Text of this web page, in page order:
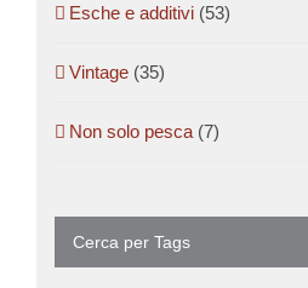
Esche e additivi (53)
Vintage (35)
Non solo pesca (7)
Cerca per Tags